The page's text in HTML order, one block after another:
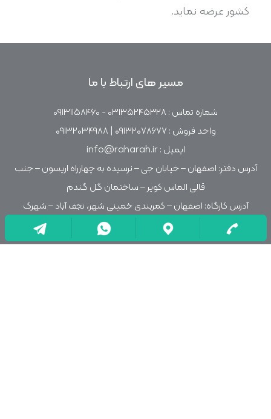
کشور عرضه نماید.
مسیر های ارتباط با ما
شماره تماس : ۰۳۱۳۵۲۴۵۳۲۸ - ۰۹۱۳۱۱۵۸۴۶۰
واحد فروش : ۰۹۱۳۲۰۷۸۶۷۷ | ۰۹۱۳۲۰۳۴۹۸۸
ایمیل : info@raharah.ir
آدرس دفتر: اصفهان – خیابان جی – نرسیده به چهارراه اریسون – جنب
قالی الماس کویر – ساختمان گل گندم
آدرس کارگاه: اصفهان – کمربندی خمینی شهر، نجف آباد – شهرک
صنعتی منتظریه – خیابان شهید قادری